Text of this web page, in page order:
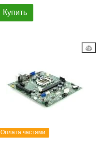
Купить
Оплата частями